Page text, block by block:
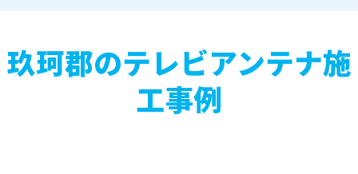
玖珂郡のテレビアンテナ施
工事例